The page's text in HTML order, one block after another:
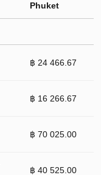
Phuket
฿ 24 466.67
฿ 16 266.67
฿ 70 025.00
฿ 40 525.00